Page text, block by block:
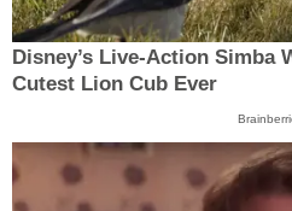
Disney’s Live-Action Simba
Cutest Lion Cub Ever